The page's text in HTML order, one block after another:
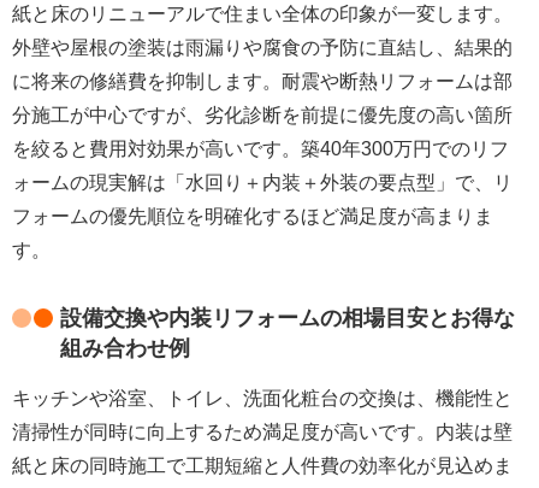
紙と床のリニューアルで住まい全体の印象が一変します。
外壁や屋根の塗装は雨漏りや腐食の予防に直結し、結果的
に将来の修繕費を抑制します。耐震や断熱リフォームは部
分施工が中心ですが、 劣化診断を前提に優先度の高い箇所
を絞ると費用対効果が高いです。 築40年300万円でのリフ
ォームの現実解は「水回り＋内装＋外装の要点型」 で、
リ
フォームの優先順位を明確化するほど満足度が高まりま
す。
設備交換や内装リフォームの相場目安とお得な
組み合わせ例
キッチンや浴室、トイレ、洗面化粧台の交換は、機能性と
清掃性が同時に向上するため満足度が高いです。内装は壁
紙と床の同時施工で工期短縮と人件費の効率化が見込めま